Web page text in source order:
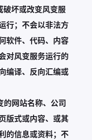
破坏或改变风变服
行；不会以非法方
软件、代码、内容
对风变服务运行的
编译、反向汇编或
的网站名称、公司
版式或内容、或其
的信息或资料；不